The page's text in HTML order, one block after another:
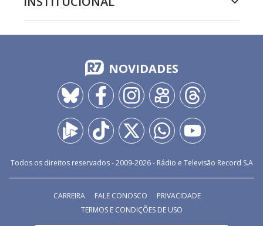
NOVIDADES
Todos os direitos reservados - 2009-2026- Rádio e Televisão Record S.A
CARREIRA FALE CONOSCO
PRIVACIDADE
TERMOS E CONDIÇÕES DE USO